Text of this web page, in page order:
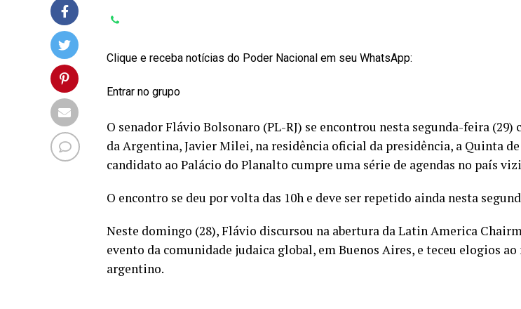
Clique e receba notícias do Poder Nacional em seu WhatsApp:
Entrar no grupo
O senador Flávio Bolsonaro (PL-RJ) se encontrou nesta segunda-feira (29)
da Argentina, Javier Milei, na residência oficial da presidência, a Quinta
candidato ao Palácio do Planalto cumpre uma série de agendas no país
O encontro se deu por volta das 10h e deve ser repetido ainda nesta
Neste domingo (28), Flávio discursou na abertura da Latin America
evento da comunidade judaica global, em Buenos Aires, e teceu elogios
argentino.